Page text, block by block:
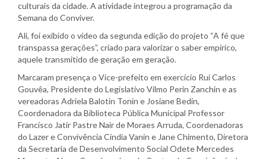
culturais da cidade. A atividade integrou a programação da
Semana do Conviver.
Ali, foi exibido o vídeo da segunda edição do projeto “A fé que
transpassa gerações”, criado para valorizar o saber empírico,
aquele transmitido de geração em geração.
Marcaram presença o Vice-prefeito em exercício Rui Carlos
Gouvêa, Presidente do Legislativo Vilmo Perin Zanchin e as
vereadoras Adriela Balotin Tonin e Josiane Bedin,
Coordenadora da Biblioteca Pública Municipal Professor
Francisco Jatir Pastre Nair de Moraes Arruda, Coordenadoras
do Lazer e Convivência Cíndia Vanin e Jane Chimento, Diretora
da Secretaria de Desenvolvimento Social Odete Mercedes